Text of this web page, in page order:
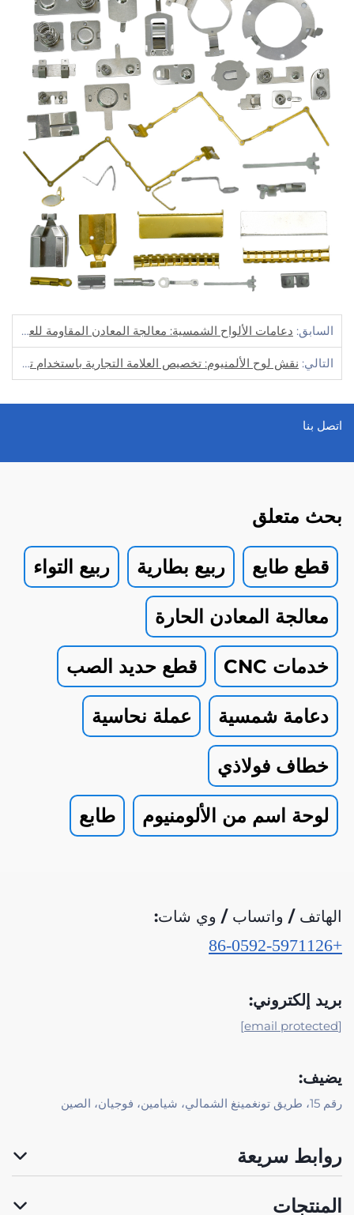
السابق: دعامات الألواح الشمسية: معالجة المعادن المقاومة للعوامل الجوية للحصول على طاقة متجددة
التالي: نقش لوح الألمنيوم: تخصيص العلامة التجارية باستخدام تقنية الطبع المتقدمة
اتصل بنا
بحث متعلق
قطع طابع ربيع بطارية ربيع التواء
معالجة المعادن الحارة
خدمات CNC قطع حديد الصب
دعامة شمسية عملة نحاسية
خطاف فولاذي
لوحة اسم من الألومنيوم طابع
الهاتف / واتساب / وي شات:
+86-0592-5971126
بريد إلكتروني:
[email protected]
يضيف:
رقم 15، طريق تونغمينغ الشمالي، شيامين، فوجيان، الصين
روابط سريعة
المنتجات